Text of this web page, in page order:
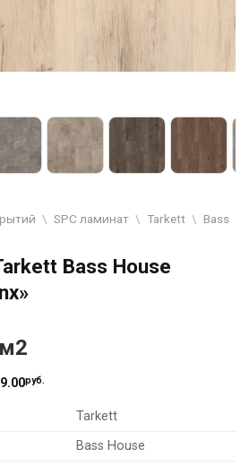
\ SPC ламинат \ Tarkett \ Bass
Bass House
руб.
Tarkett
Bass House